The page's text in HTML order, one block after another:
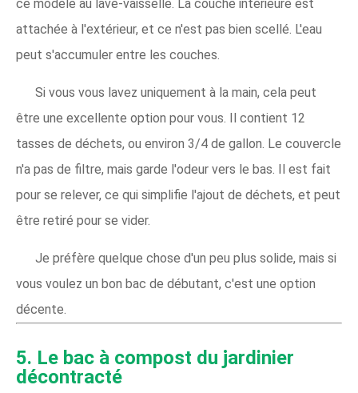
ce modèle au lave-vaisselle. La couche intérieure est
attachée à l'extérieur, et ce n'est pas bien scellé. L'eau
peut s'accumuler entre les couches.
Si vous vous lavez uniquement à la main, cela peut
être une excellente option pour vous. Il contient 12
tasses de déchets, ou environ 3/4 de gallon. Le couvercle
n'a pas de filtre, mais garde l'odeur vers le bas. Il est fait
pour se relever, ce qui simplifie l'ajout de déchets, et peut
être retiré pour se vider.
Je préfère quelque chose d'un peu plus solide, mais si
vous voulez un bon bac de débutant, c'est une option
décente.
5. Le bac à compost du jardinier
décontracté